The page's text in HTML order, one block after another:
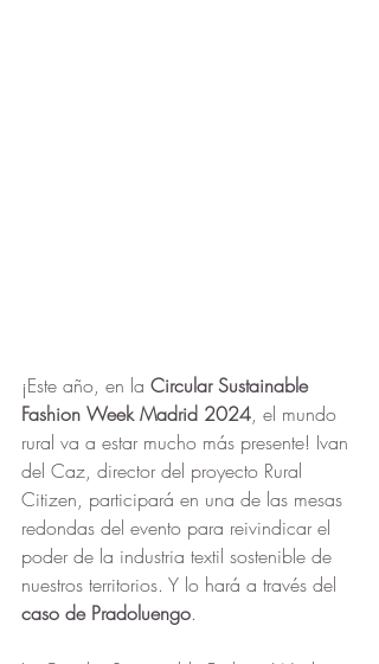
¡Este año, en la Circular Sustainable
Fashion Week Madrid 2024, el mundo
rural va a estar mucho más presente! Ivan
del Caz, director del proyecto Rural
Citizen, participará en una de las mesas
redondas del evento para reivindicar el
poder de la industria textil sostenible de
nuestros territorios. Y lo hará a través del
caso de Pradoluengo.